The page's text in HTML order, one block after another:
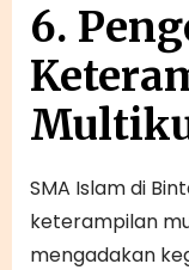
6.
SMA Islam di
keterampilan
mengadakan